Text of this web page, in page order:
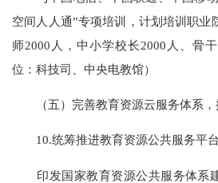
空间人人通”专项培训，计划培训职业
师2000人，中小学校长2000人、骨
位：科技司、中央电教馆）
（五）完善教育资源云服务体系，
10.统筹推进教育资源公共服务平台
印发国家教育资源公共服务体系